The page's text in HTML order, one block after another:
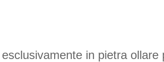
in pietra